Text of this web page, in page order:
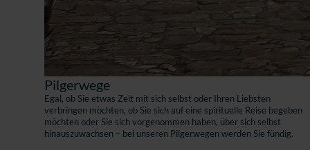
Pilgerwege
Egal, ob Sie etwas Zeit mit sich selbst oder Ihren Liebsten
verbringen möchten, ob Sie sich auf eine spirituelle Reise begeben
möchten oder Sie sich vorgenommen haben, über sich selbst
hinauszuwachsen – bei unseren Pilgerwegen werden Sie fündig.